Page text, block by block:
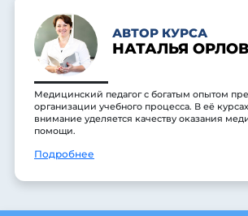
АВТОР КУРСА
НАТАЛЬЯ
Медицинский педагог с богатым опытом
организации учебного процесса. В её
внимание уделяется качеству оказания
помощи.
Подробнее